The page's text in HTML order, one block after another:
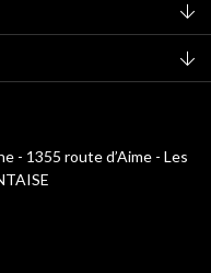
- 1355 route d’Aime - Les